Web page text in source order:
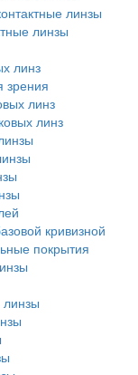
линзы
линзы
линз
зрения
линз
линз
кривизной
покрытия